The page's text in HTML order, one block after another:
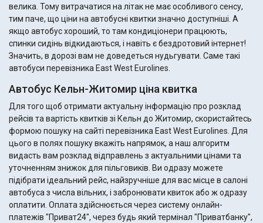
велика. Тому витрачатися на літак не має особливого сенсу,
тим паче, що ціни на автобусні квитки значно доступніші. А
якщо автобус хороший, то там кондиціонери працюють,
спинки сидінь відкидаються, і навіть є бездротовий інтернет!
Значить, в дорозі вам не доведеться нудьгувати. Саме такі
автобуси перевізника East West Eurolines.
Автобус Кельн-Житомир ціна квитка
Для того щоб отримати актуальну інформацію про розклад
рейсів та вартість квитків зі Кельн до Житомир, скористайтесь
формою пошуку на сайті перевізника East West Eurolines. Для
цього в полях пошуку вкажіть напрямок, а наш алгоритм
видасть вам розклад відправлень з актуальними цінами та
уточненням знижок для пільговиків. Ви одразу можете
підібрати ідеальний рейс, найзручніше для вас місце в салоні
автобуса з числа вільних, і забронювати квиток або ж одразу
оплатити. Оплата здійснюється через систему онлайн-
платежів "Приват24", через будь який термінал "Приватбанку",